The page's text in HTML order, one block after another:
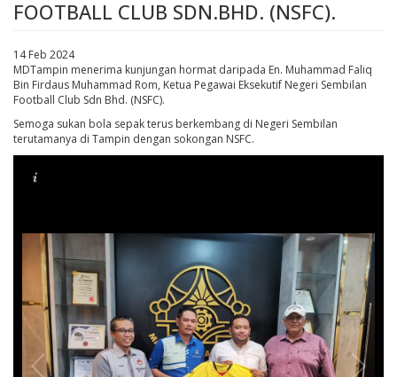
FOOTBALL CLUB SDN.BHD. (NSFC).
14 Feb 2024
MDTampin menerima kunjungan hormat daripada En. Muhammad Faliq
Bin Firdaus Muhammad Rom, Ketua Pegawai Eksekutif Negeri Sembilan
Football Club Sdn Bhd. (NSFC).
Semoga sukan bola sepak terus berkembang di Negeri Sembilan
terutamanya di Tampin dengan sokongan NSFC.